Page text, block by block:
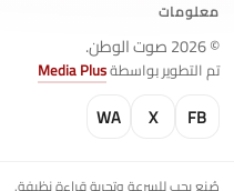
معلومات
© 2026 صوت الوطن.
تم التطوير بواسطةMedia Plus
FB
X
WA